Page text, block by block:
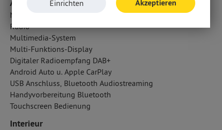
Audio & Kommunikation
Navigationssystem
Radio
Multimedia-System
Multi-Funktions-Display
Digitaler Radioempfang DAB+
Android Auto u. Apple CarPlay
USB Anschluss, Bluetooth Audiostreaming
Handyvorbereitung Bluetooth
Touchscreen Bedienung
Interieur
Einrichten Akzeptieren